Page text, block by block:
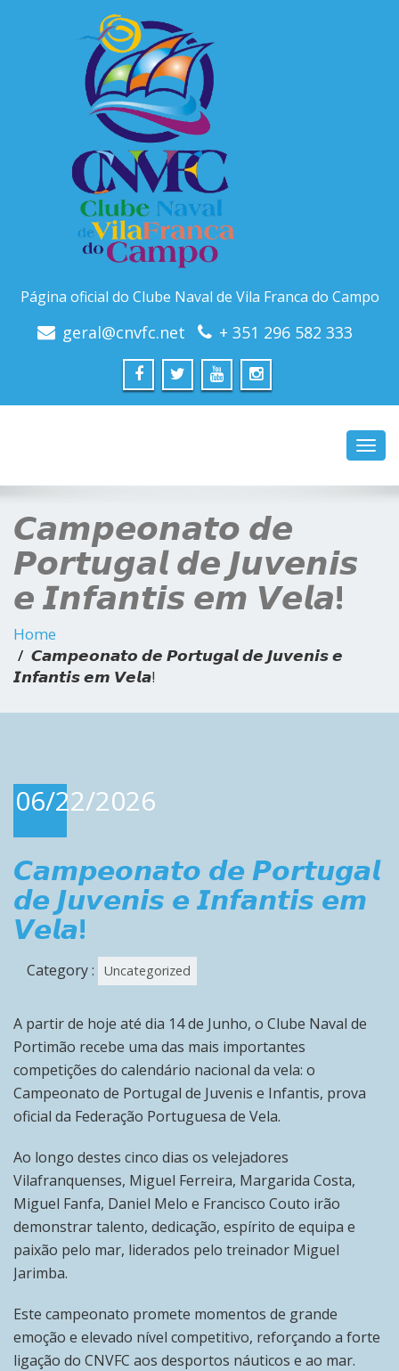
Página oficial do Clube Naval de Vila Franca do Campo
geral@cnvfc.net + 351 296 582 333
𝘾𝙖𝙢𝙥𝙚𝙤𝙣𝙖𝙩𝙤 𝙙𝙚
𝙋𝙤𝙧𝙩𝙪𝙜𝙖𝙡 𝙙𝙚 𝙅𝙪𝙫𝙚𝙣𝙞𝙨
𝙚 𝙄𝙣𝙛𝙖𝙣𝙩𝙞𝙨 𝙚𝙢 𝙑𝙚𝙡𝙖!
Home
𝘾𝙖𝙢𝙥𝙚𝙤𝙣𝙖𝙩𝙤 𝙙𝙚 𝙋𝙤𝙧𝙩𝙪𝙜𝙖𝙡 𝙙𝙚 𝙅𝙪𝙫𝙚𝙣𝙞𝙨 𝙚
𝙄𝙣𝙛𝙖𝙣𝙩𝙞𝙨 𝙚𝙢 𝙑𝙚𝙡𝙖!
06/22/2026
𝘾𝙖𝙢𝙥𝙚𝙤𝙣𝙖𝙩𝙤 𝙙𝙚 𝙋𝙤𝙧𝙩𝙪𝙜𝙖𝙡
𝙙𝙚 𝙅𝙪𝙫𝙚𝙣𝙞𝙨 𝙚 𝙄𝙣𝙛𝙖𝙣𝙩𝙞𝙨 𝙚𝙢
𝙑𝙚𝙡𝙖!
Category : Uncategorized
A partir de hoje até dia 14 de Junho, o Clube Naval de
Portimão recebe uma das mais importantes
competições do calendário nacional da vela: o
Campeonato de Portugal de Juvenis e Infantis, prova
oficial da Federação Portuguesa de Vela.
Ao longo destes cinco dias os velejadores
Vilafranquenses, Miguel Ferreira, Margarida Costa,
Miguel Fanfa, Daniel Melo e Francisco Couto irão
demonstrar talento, dedicação, espírito de equipa e
paixão pelo mar, liderados pelo treinador Miguel
Jarimba.
Este campeonato promete momentos de grande
emoção e elevado nível competitivo, reforçando a forte
ligação do CNVFC aos desportos náuticos e ao mar.